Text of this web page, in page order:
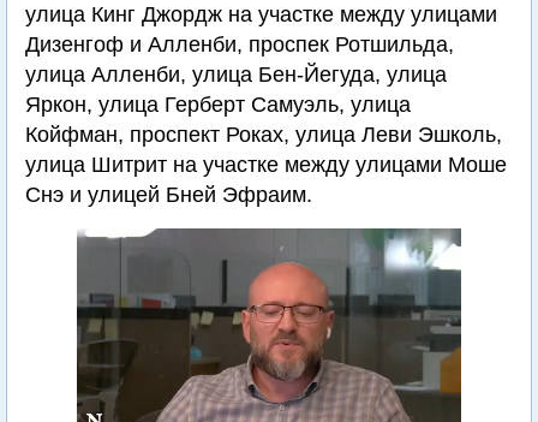
улица Кинг Джордж на участке между улицами
Дизенгоф и Алленби, проспек Ротшильда,
улица Алленби, улица Бен-Йегуда, улица
Яркон, улица Герберт Самуэль, улица
Койфман, проспект Роках, улица Леви Эшколь,
улица Шитрит на участке между улицами Моше
Снэ и улицей Бней Эфраим.